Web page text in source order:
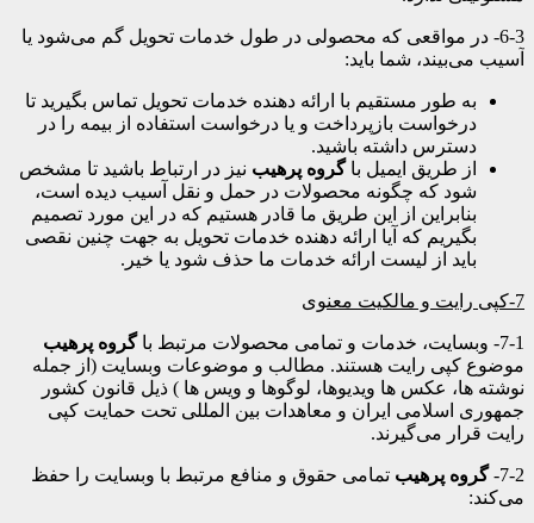
6-3- در مواقعی که محصولی در طول خدمات تحویل گم می‌شود یا
آسیب می‌بیند، شما باید:
به طور مستقیم با ارائه دهنده خدمات تحویل تماس بگیرید تا
درخواست بازپرداخت و یا درخواست استفاده از بیمه را در
دسترس داشته باشید.
از طریق ایمیل باگروه پرهیب نیز در ارتباط باشید تا مشخص
شود که چگونه محصولات در حمل و نقل آسیب دیده است،
بنابراین از این طریق ما قادر هستیم که در این مورد تصمیم
بگیریم که آیا ارائه دهنده خدمات تحویل به جهت چنین نقصی
باید از لیست ارائه خدمات ما حذف شود یا خیر.
7-کپی رایت و مالکیت معنوی
7-1- وبسایت، خدمات و تمامی محصولات مرتبط با
گروه پرهیب
موضوع کپی رایت هستند. مطالب و موضوعات وبسایت (از جمله
نوشته ها، عکس ها ویدیوها، لوگوها و ویس ها ) ذیل قانون کشور
جمهوری اسلامی ایران و معاهدات بین المللی تحت حمایت کپی
رایت قرار می‌گیرند.
7-2- گروه پرهیب تمامی حقوق و منافع مرتبط با وبسایت را حفظ
می‌کند: